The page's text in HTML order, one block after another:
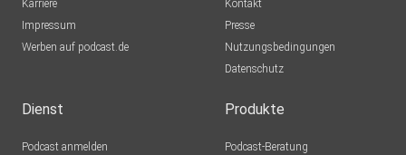
Karriere
Impressum
Werben auf podcast.de
Kontakt
Presse
Nutzungsbedingungen
Datenschutz
Dienst
Podcast anmelden
Produkte
Podcast-Beratung